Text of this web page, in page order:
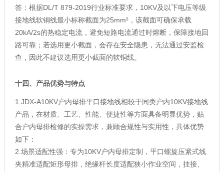
答：根据DL/T 879-2019行业标准要求，10KV及以下电压等级
接地线软铜线最小标称截面为25mm²，该截面可确保承载
20kA/2s的热稳定电流，避免短路电流通过时熔断，保障接地回
路可靠；若选用更小截面，会存在安全隐患，无法通过安监检
查，因此不建议选用更小截面的软铜线。
十四、产品优势与特点
1.JDX-A10KV户内母排平口接地线相较于同类户内10KV接地线
产品，在材质、工艺、性能、便捷性等方面具备明显优势，贴
合户内母排检修的实操需求，兼顾合规性与实用性，具体优势
如下：
2.场景适配性强：专为10KV户内母排定制，平口螺旋压紧式线
夹精准适配矩形母排，绝缘杆长度适配狭小作业空间，挂接、